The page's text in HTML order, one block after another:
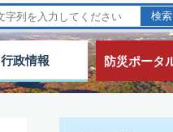
行政情報 防災ポータ